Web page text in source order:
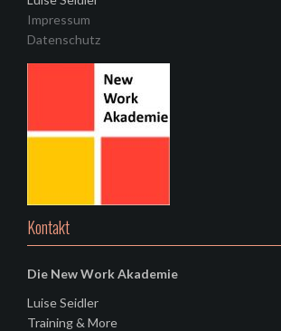
Impressum
Datenschutz
Kontakt
Die New Work Akademie
Luise Seidler
Training & More